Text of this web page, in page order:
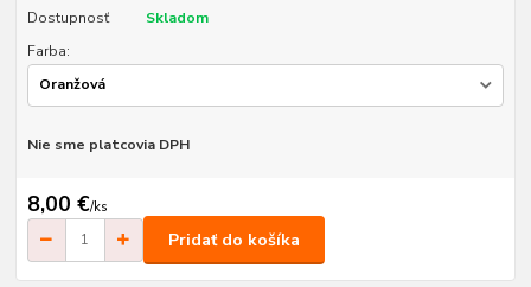
Dostupnosť
Skladom
Farba:
Nie sme platcovia DPH
8,00 €/ks
Pridať do košíka